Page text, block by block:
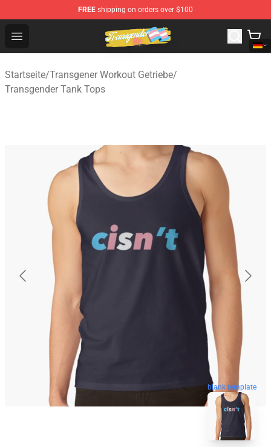
FREE shipping on orders over $100
Open menu
Transgender Flag Store - The Best Transgender Flag
Startseite/Transgener Workout Getriebe/
Transgender Tank Tops
blank template